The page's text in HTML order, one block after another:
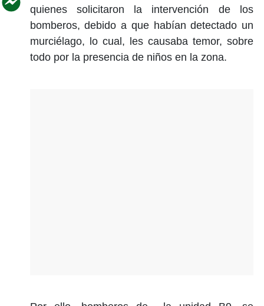
quienes solicitaron la intervención de los
bomberos, debido a que habían detectado un
murciélago, lo cual, les causaba temor, sobre
todo por la presencia de niños en la zona.